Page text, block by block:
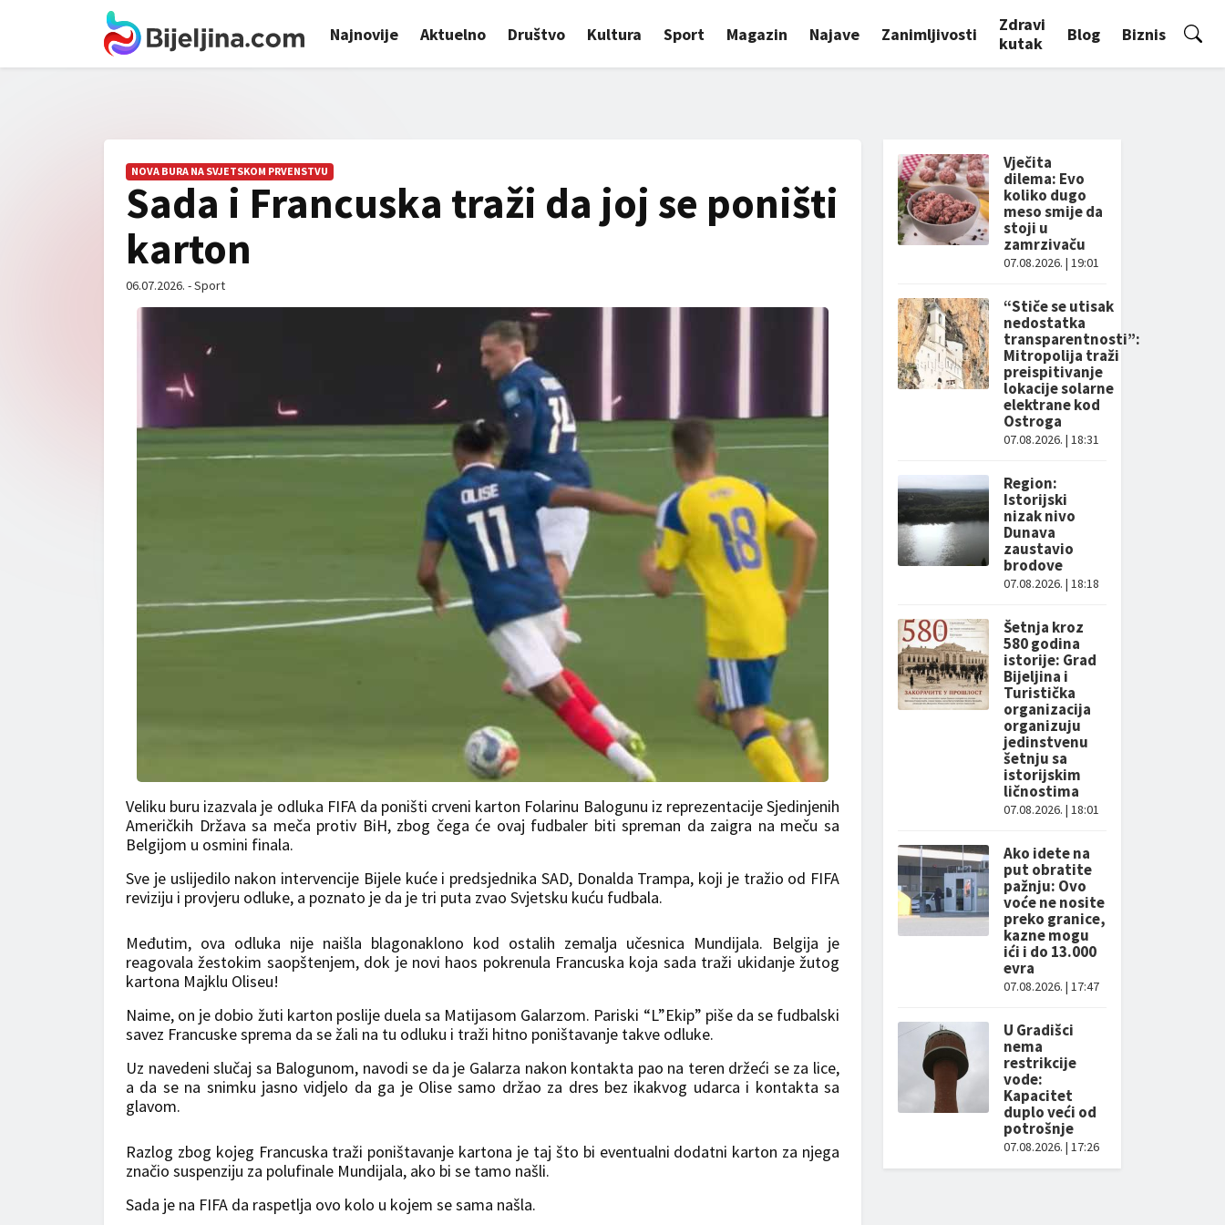
Najnovije Aktuelno Društvo Kultura Sport Magazin Najave Zanimljivosti
Zdravi
kutak
Blog Biznis
NOVA BURA NA SVJETSKOM PRVENSTVU
Sada i Francuska traži da joj se poništi
karton
06.07.2026. - Sport
Veliku buru izazvala je odluka FIFA da poništi crveni karton Folarinu Balogunu iz reprezentacije Sjedinjenih
Američkih Država sa meča protiv BiH, zbog čega će ovaj fudbaler biti spreman da zaigra na meču sa
Belgijom u osmini finala.
Sve je uslijedilo nakon intervencije Bijele kuće i predsjednika SAD, Donalda Trampa, koji je tražio od FIFA
reviziju i provjeru odluke, a poznato je da je tri puta zvao Svjetsku kuću fudbala.
Međutim, ova odluka nije naišla blagonaklono kod ostalih zemalja učesnica Mundijala. Belgija je
reagovala žestokim saopštenjem, dok je novi haos pokrenula Francuska koja sada traži ukidanje žutog
kartona Majklu Oliseu!
Naime, on je dobio žuti karton poslije duela sa Matijasom Galarzom. Pariski “L”Ekip” piše da se fudbalski
savez Francuske sprema da se žali na tu odluku i traži hitno poništavanje takve odluke.
Uz navedeni slučaj sa Balogunom, navodi se da je Galarza nakon kontakta pao na teren držeći se za lice,
a da se na snimku jasno vidjelo da ga je Olise samo držao za dres bez ikakvog udarca i kontakta sa
glavom.
Razlog zbog kojeg Francuska traži poništavanje kartona je taj što bi eventualni dodatni karton za njega
značio suspenziju za polufinale Mundijala, ako bi se tamo našli.
Sada je na FIFA da raspetlja ovo kolo u kojem se sama našla.
Vječita
dilema: Evo
koliko dugo
meso smije da
stoji u
zamrzivaču
07.08.2026. | 19:01
“Stiče se utisak
nedostatka
transparentnosti”:
Mitropolija traži
preispitivanje
lokacije solarne
elektrane kod
Ostroga
07.08.2026. | 18:31
Region:
Istorijski
nizak nivo
Dunava
zaustavio
brodove
07.08.2026. | 18:18
Šetnja kroz
580 godina
istorije: Grad
Bijeljina i
Turistička
organizacija
organizuju
jedinstvenu
šetnju sa
istorijskim
ličnostima
07.08.2026. | 18:01
Ako idete na
put obratite
pažnju: Ovo
voće ne nosite
preko granice,
kazne mogu
ići i do 13.000
evra
07.08.2026. | 17:47
U Gradišci
nema
restrikcije
vode:
Kapacitet
duplo veći od
potrošnje
07.08.2026. | 17:26